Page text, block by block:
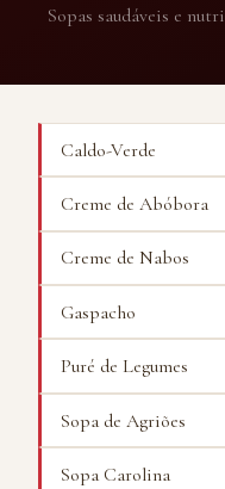
Sopas saudáveis e
Caldo-Verde
Creme de Abóbora
Creme de Nabos
Gaspacho
Puré de Legumes
Sopa de Agriões
Sopa Carolina